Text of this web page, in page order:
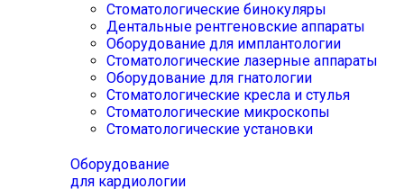
Стоматологические бинокуляры
Дентальные рентгеновские аппараты
Оборудование для имплантологии
Стоматологические лазерные аппараты
Оборудование для гнатологии
Стоматологические кресла и стулья
Стоматологические микроскопы
Стоматологические установки
Оборудование
для кардиологии